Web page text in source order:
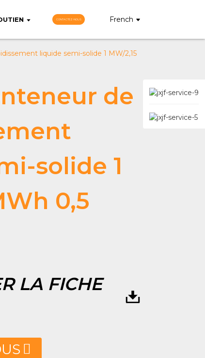
CONTACTEZ-NOUS French
liquide semi-solide 1 MW/2,15
de
solide 1
0,5
LA FICHE